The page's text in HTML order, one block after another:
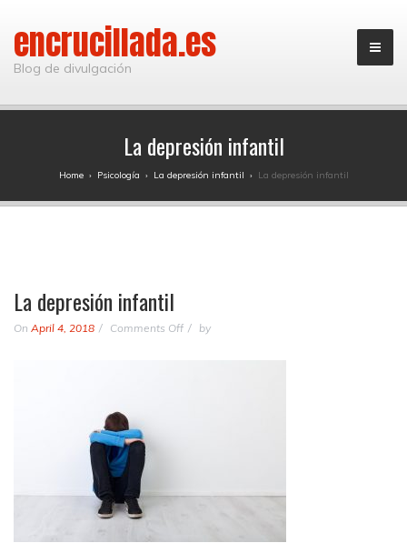
encrucillada.es
Blog de divulgación
La depresión infantil
Home› Psicología › La depresión infantil › La depresión infantil
La depresión infantil
On April 4, 2018 Comments Offon by